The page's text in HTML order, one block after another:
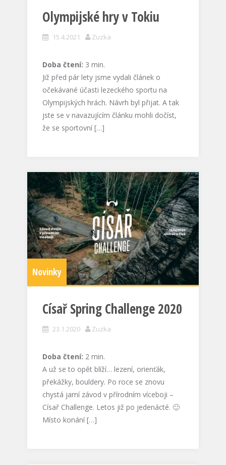
Olympijské hry v Tokiu
15.4.2021 Zuzka
Doba čtení: 3 min.
Již před pár lety jsme vydali článek o
očekávané účasti lezeckého sportu na
Olympijských hrách. Návrh byl přijat. A tak
jste se v navazujícím článku mohli dočíst,
že se sportovní […]
Novinky
Císař Spring Challenge 2020
23.1.2020 Zuzka
Doba čtení: 2 min.
A už se to opět blíží… lezení, orienťák,
překážky, bouldery. Po roce se znovu
chystá jarní závod v přírodním víceboji –
Císař Challenge. Letos již po jedenácté. 🙂
Místo konání […]